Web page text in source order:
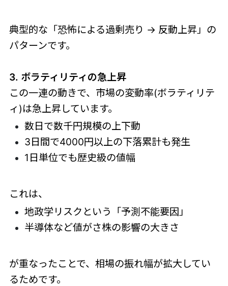
典型的な「恐怖による過剰売り → 反動上昇」の
パターンです。
3. ボラティリティの急上昇
この一連の動きで、市場の変動率(ボラティリテ
ィ)は急上昇しています。
数日で数千円規模の上下動
3日間で4000円以上の下落累計も発生
1日単位でも歴史級の値幅
これは、
地政学リスクという「予測不能要因」
半導体など値がさ株の影響の大きさ
が重なったことで、相場の振れ幅が拡大してい
るためです。